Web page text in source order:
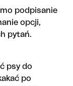
podpisanie
opcji,
pytań.
psy do
po